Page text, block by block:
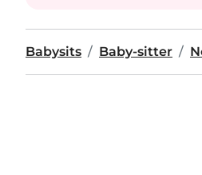
Babysits Baby-sitter